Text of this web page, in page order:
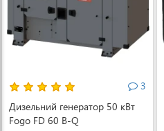
3
Дизельний генератор 50 кВт
Fogo FD 60 B-Q